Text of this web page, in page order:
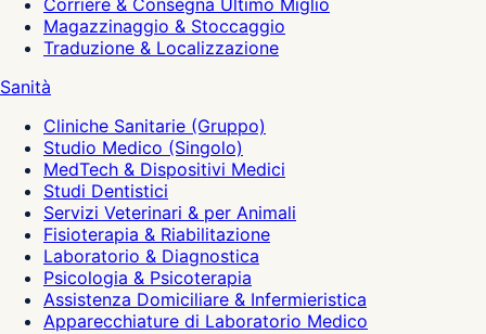
Corriere & Consegna Ultimo Miglio
Magazzinaggio & Stoccaggio
Traduzione & Localizzazione
Sanità
Cliniche Sanitarie (Gruppo)
Studio Medico (Singolo)
MedTech & Dispositivi Medici
Studi Dentistici
Servizi Veterinari & per Animali
Fisioterapia & Riabilitazione
Laboratorio & Diagnostica
Psicologia & Psicoterapia
Assistenza Domiciliare & Infermieristica
Apparecchiature di Laboratorio Medico